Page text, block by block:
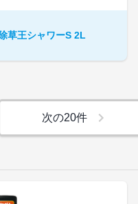
草王シャワーS 2L
次の20件